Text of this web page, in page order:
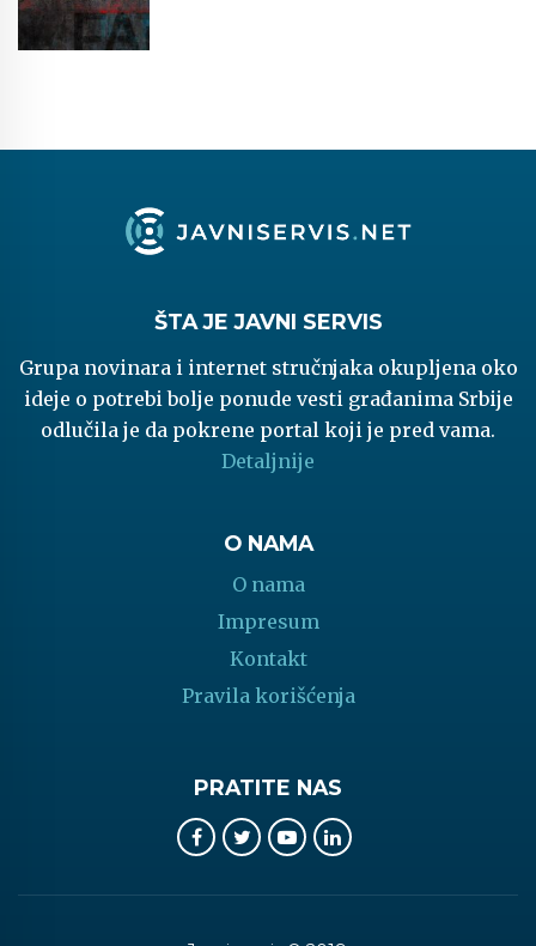
ŠTA JE JAVNI SERVIS
Grupa novinara i internet stručnjaka okupljena oko
ideje o potrebi bolje ponude vesti građanima Srbije
odlučila je da pokrene portal koji je pred vama.
Detaljnije
O NAMA
O nama
Impresum
Kontakt
Pravila korišćenja
PRATITE NAS